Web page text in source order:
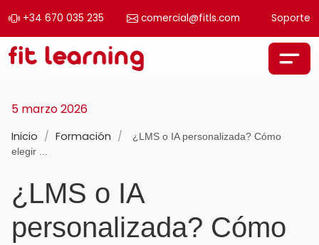
+34 670 035 235 comercial@fitls.com Soporte
Saltar al contenido
Navegación principal
5 marzo 2026
Inicio / Formación /
¿LMS o IA personalizada? Cómo
elegir ...
¿LMS o IA
personalizada? Cómo